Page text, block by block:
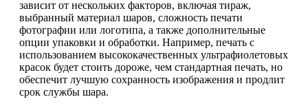
зависит от нескольких факторов, включая тираж,
выбранный материал шаров, сложность печати
фотографии или логотипа, а также дополнительные
опции упаковки и обработки. Например, печать с
использованием высококачественных ультрафиолетовых
красок будет стоить дороже, чем стандартная печать, но
обеспечит лучшую сохранность изображения и продлит
срок службы шара.